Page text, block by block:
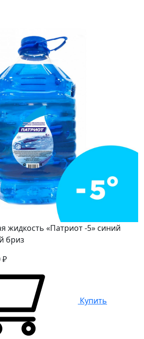
жидкость «Патриот -5» синий
бриз
₽
Купить